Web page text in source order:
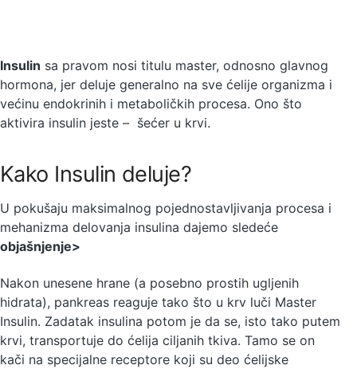
Insulin sa pravom nosi titulu master, odnosno glavnog
hormona, jer deluje generalno na sve ćelije organizma i
većinu endokrinih i metaboličkih procesa. Ono što
aktivira insulin jeste – šećer u krvi.
Kako Insulin deluje?
U pokušaju maksimalnog pojednostavljivanja procesa i
mehanizma delovanja insulina dajemo sledeće
objašnjenje>
Nakon unesene hrane (a posebno prostih ugljenih
hidrata), pankreas reaguje tako što u krv luči Master
Insulin. Zadatak insulina potom je da se, isto tako putem
krvi, transportuje do ćelija ciljanih tkiva. Tamo se on
kači na specijalne receptore koji su deo ćelijske